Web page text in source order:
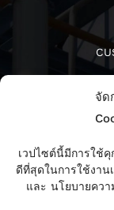
จัด
เวปไซต์นี้มีการใช้
ดีที่สุดในการใช้งาน
และ นโยบายคว